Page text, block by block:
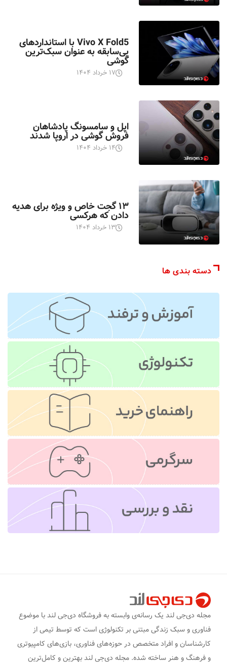
Vivo X Fold5 با استانداردهای
بی‌سابقه به عنوان سبک‌ترین
گوشی
۱۷ خرداد ۱۴۰۴
اپل و سامسونگ پادشاهان
فروش گوشی در اروپا شدند
۱۴ خرداد ۱۴۰۴
۱۳ گجت خاص و ویژه برای هدیه
دادن که هرکسی
۱۳ خرداد ۱۴۰۴
دسته بندی ها
مجله دی‌جی لند یک رسانه‌ی وابسته به فروشگاه دی‌جی لند با موضوع
فناوری و سبک زندگی مبتنی بر تکنولوژی است که توسط تیمی از
کارشناسان و افراد متخصص در حوزه‌های فناوری، بازی‌های کامپیوتری
و فرهنگ و هنر ساخته شده. مجله دی‌جی لند بهترین و کامل‌ترین